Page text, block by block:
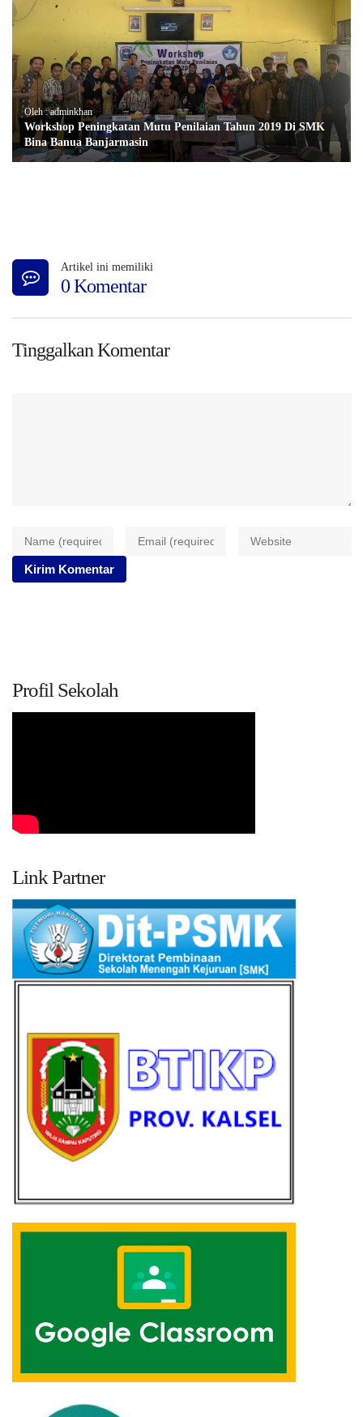
Oleh : adminkhan
Workshop Peningkatan Mutu Penilaian Tahun 2019 Di SMK
Bina Banua Banjarmasin
Artikel ini memiliki
0 Komentar
Tinggalkan Komentar
Profil Sekolah
Link Partner